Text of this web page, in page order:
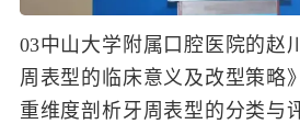
03中山大学附属口腔医院的赵
周表型的临床意义及改型策略
重维度剖析牙周表型的分类与